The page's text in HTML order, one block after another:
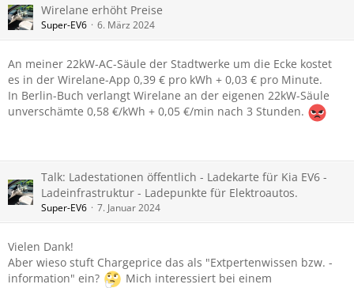
Wirelane erhöht Preise
Super-EV6 6. März 2024
An meiner 22kW-AC-Säule der Stadtwerke um die Ecke kostet
es in der Wirelane-App 0,39 € pro kWh + 0,03 € pro Minute.
In Berlin-Buch verlangt Wirelane an der eigenen 22kW-Säule
unverschämte 0,58 €/kWh + 0,05 €/min nach 3 Stunden.
Talk: Ladestationen öffentlich - Ladekarte für Kia EV6 -
Ladeinfrastruktur - Ladepunkte für Elektroautos.
Super-EV6 7. Januar 2024
Vielen Dank!
Aber wieso stuft Chargeprice das als "Extpertenwissen bzw. -
information" ein?
Mich interessiert bei einem